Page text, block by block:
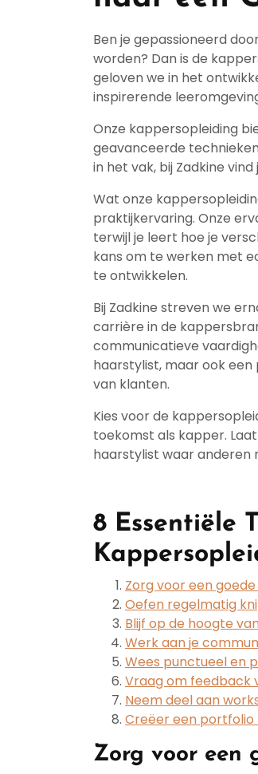
Ben je gepassioneerd
worden? Dan is de
geloven we in het
inspirerende
Onze kappersopleiding
geavanceerde
in het vak, bij Zadkine
Wat onze
praktijkervaring. Onze
terwijl je leert hoe je
kans om te werken met
te ontwikkelen.
Bij Zadkine streven we
carrière in de
communicatieve
haarstylist, maar ook
van klanten.
Kies voor de
toekomst als kapper.
haarstylist waar anderen
8 Essentiële
Zorg voor een
Oefen regelmatig
Blijf op de hoogte
Werk aan je
Wees punctueel en
Vraag om feedback
Neem deel aan
Creëer een
Zorg voor een